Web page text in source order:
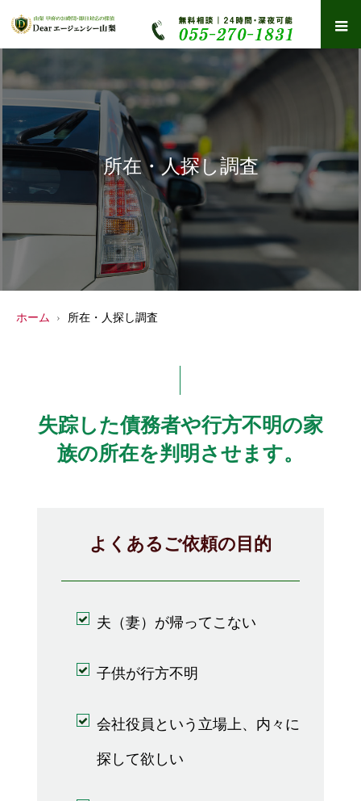
所在・人探し調査
ホーム 所在・人探し調査
失踪した債務者や行方不明の家
族の所在を判明させます。
よくあるご依頼の目的
夫（妻）が帰ってこない
子供が行方不明
会社役員という立場上、内々に
探して欲しい